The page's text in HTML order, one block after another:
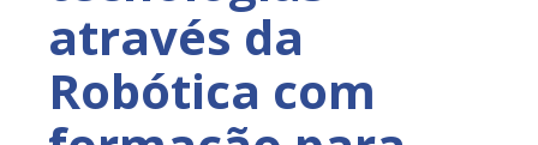
através da
Robótica com